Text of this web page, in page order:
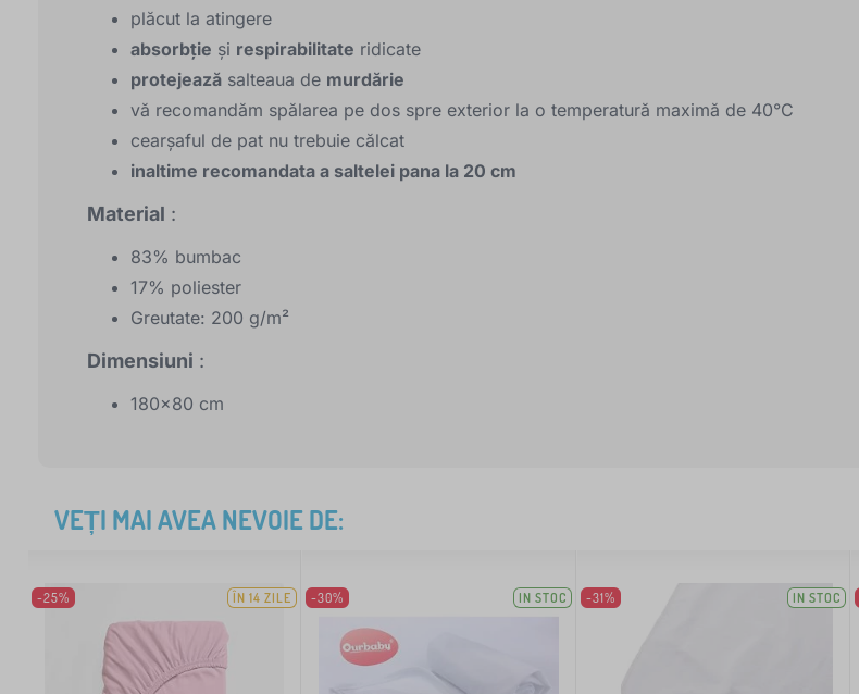
plăcut la atingere
absorbție și respirabilitate ridicate
protejează salteaua de murdărie
vă recomandăm spălarea pe dos spre exterior la o temperatură maximă de 40°C
cearşaful de pat nu trebuie călcat
inaltime recomandata a saltelei pana la 20 cm
Material :
83% bumbac
17% poliester
Greutate: 200 g/m²
Dimensiuni :
180x80 cm
VEȚI MAI AVEA NEVOIE DE:
-25% ÎN 14 ZILE -30% IN STOC -31% IN STOC